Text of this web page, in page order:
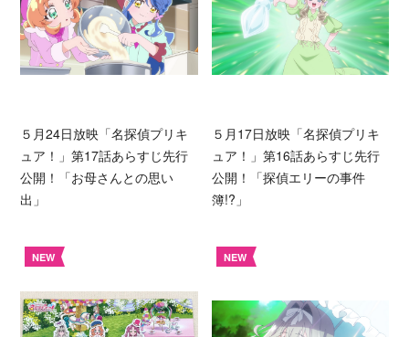
５月24日放映「名探偵プリキ
ュア！」第17話あらすじ先行
公開！「お母さんとの思い
出」
５月17日放映「名探偵プリキ
ュア！」第16話あらすじ先行
公開！「探偵エリーの事件
簿!?」
NEW NEW